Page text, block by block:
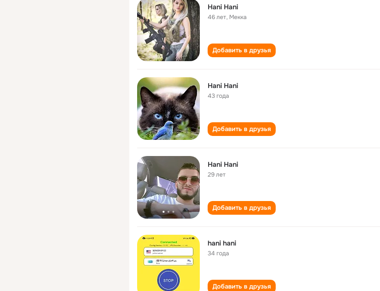
Hani Hani
46 лет, Мекка
Добавить в друзья
Hani Hani
43 года
Добавить в друзья
Hani Hani
29 лет
Добавить в друзья
hani hani
34 года
Добавить в друзья